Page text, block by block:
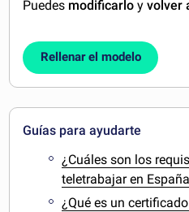
Puedes modificarlo yvolver
Rellenar el modelo
Guías para ayudarte
¿Cuáles son los
teletrabajar en
¿Qué es un